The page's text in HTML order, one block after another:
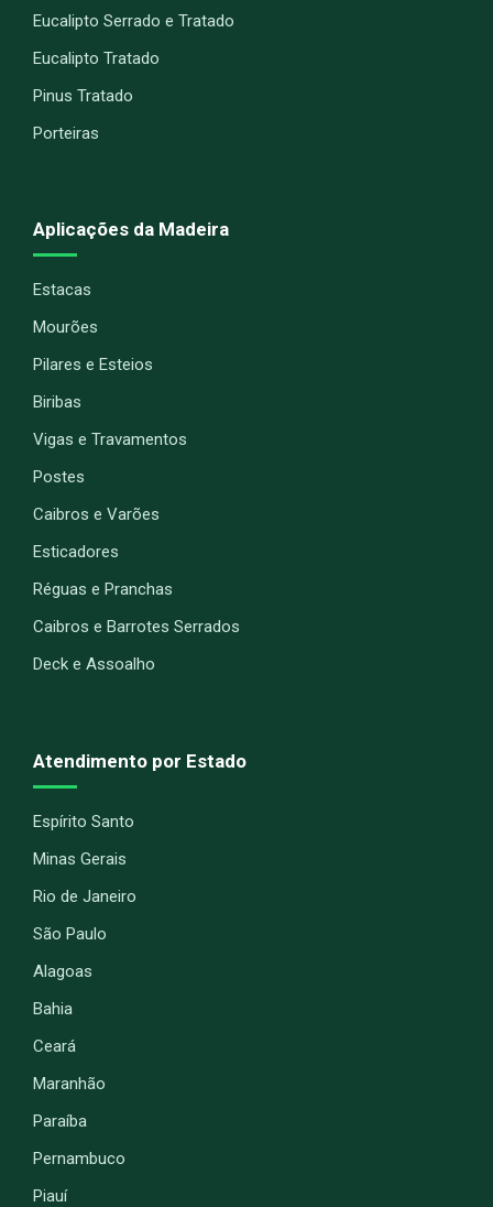
Eucalipto Serrado e Tratado
Eucalipto Tratado
Pinus Tratado
Porteiras
Aplicações da Madeira
Estacas
Mourões
Pilares e Esteios
Biribas
Vigas e Travamentos
Postes
Caibros e Varões
Esticadores
Réguas e Pranchas
Caibros e Barrotes Serrados
Deck e Assoalho
Atendimento por Estado
Espírito Santo
Minas Gerais
Rio de Janeiro
São Paulo
Alagoas
Bahia
Ceará
Maranhão
Paraíba
Pernambuco
Piauí